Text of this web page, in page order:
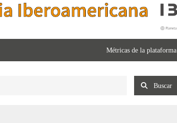
Métricas de la plataforma
Buscar